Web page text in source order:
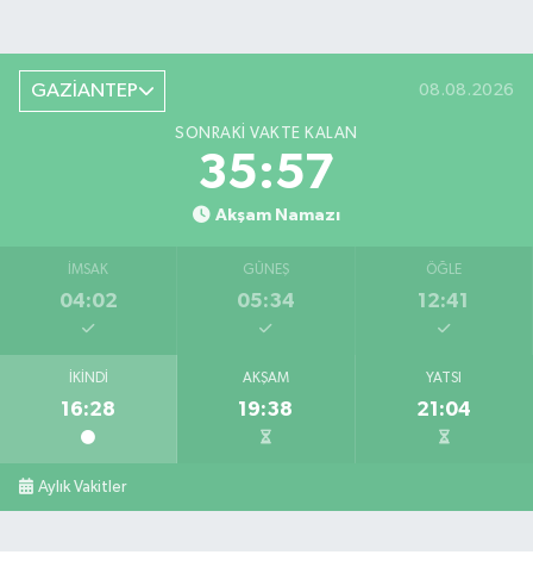
GAZİANTEP 08.08.2026
SONRAKI VAKTE KALAN
35:56
Akşam Namazı
İMSAK
04:02
GÜNEŞ
05:34
ÖĞLE
12:41
İKINDI
16:28
AKŞAM
19:38
YATSI
21:04
Aylık Vakitler